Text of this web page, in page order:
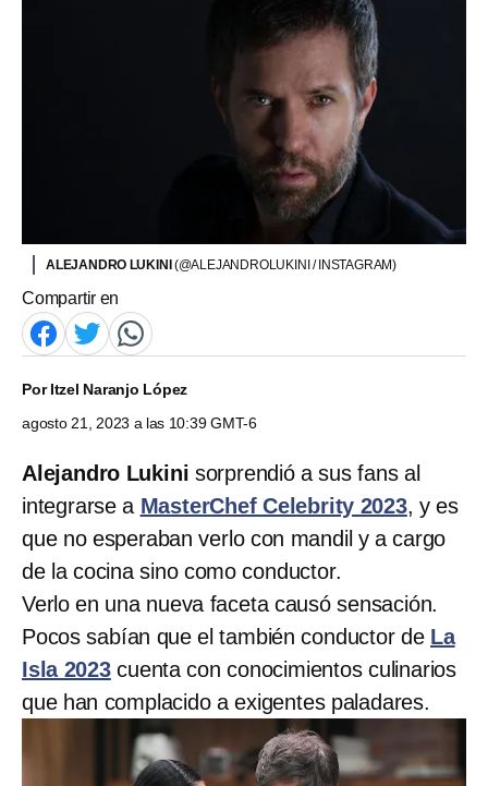
ALEJANDRO LUKINI (@ALEJANDROLUKINI / INSTAGRAM)
Compartir en
PorItzel Naranjo López
agosto 21, 2023 a las 10:39 GMT-6
Alejandro Lukini sorprendió a sus fans al
integrarse a MasterChef Celebrity 2023, y es
que no esperaban verlo con mandil y a cargo
de la cocina sino como conductor.
Verlo en una nueva faceta causó sensación.
Pocos sabían que el también conductor de La
Isla 2023cuenta con conocimientos culinarios
que han complacido a exigentes paladares.